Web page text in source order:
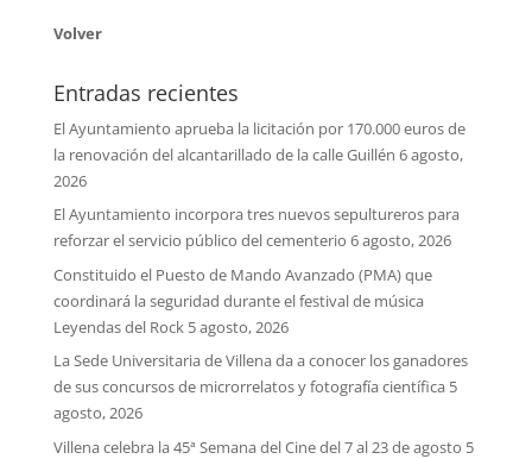
Volver
Entradas recientes
El Ayuntamiento aprueba la licitación por 170.000 euros de
la renovación del alcantarillado de la calle Guillén 6 agosto,
2026
El Ayuntamiento incorpora tres nuevos sepultureros para
reforzar el servicio público del cementerio 6 agosto, 2026
Constituido el Puesto de Mando Avanzado (PMA) que
coordinará la seguridad durante el festival de música
Leyendas del Rock 5 agosto, 2026
La Sede Universitaria de Villena da a conocer los ganadores
de sus concursos de microrrelatos y fotografía científica 5
agosto, 2026
Villena celebra la 45ª Semana del Cine del 7 al 23 de agosto 5